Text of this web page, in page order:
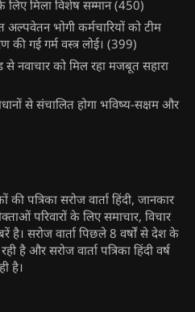
लिए मिला विशेष सम्मान (450)
अल्पवेतन भोगी कर्मचारियों को टीम
गई गर्म वस्त्र लोई। (399)
नवाचार को मिल रहा मजबूत सहारा
से संचालित होगा भविष्य-सक्षम और
पत्रिका सरोज वार्ता हिंदी, जानकार
परिवारों के लिए समाचार, विचार
सरोज वार्ता पिछले 8 वर्षों से देश के
है और सरोज वार्ता पत्रिका हिंदी वर्ष
है।